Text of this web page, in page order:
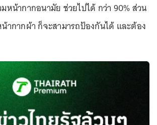
หน้ากากอนามัย ช่วยไปได้ กว่า 90% ส่วน
ากากผ้า ก็จะสามารถป้องกันได้ และต้อง